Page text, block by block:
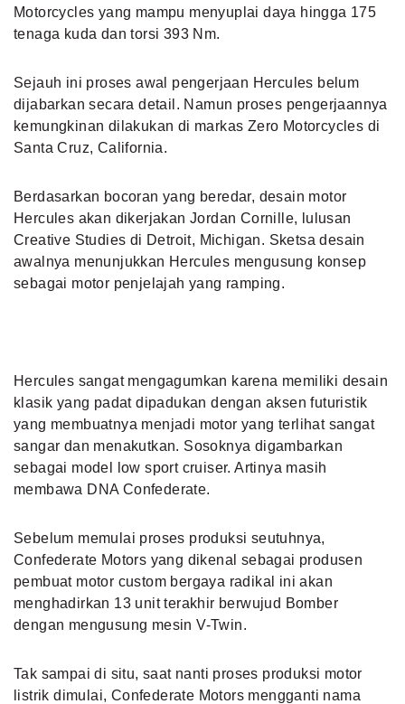
Motorcycles yang mampu menyuplai daya hingga 175
tenaga kuda dan torsi 393 Nm.
Sejauh ini proses awal pengerjaan Hercules belum
dijabarkan secara detail. Namun proses pengerjaannya
kemungkinan dilakukan di markas Zero Motorcycles di
Santa Cruz, California.
Berdasarkan bocoran yang beredar, desain motor
Hercules akan dikerjakan Jordan Cornille, lulusan
Creative Studies di Detroit, Michigan. Sketsa desain
awalnya menunjukkan Hercules mengusung konsep
sebagai motor penjelajah yang ramping.
Hercules sangat mengagumkan karena memiliki desain
klasik yang padat dipadukan dengan aksen futuristik
yang membuatnya menjadi motor yang terlihat sangat
sangar dan menakutkan. Sosoknya digambarkan
sebagai model low sport cruiser. Artinya masih
membawa DNA Confederate.
Sebelum memulai proses produksi seutuhnya,
Confederate Motors yang dikenal sebagai produsen
pembuat motor custom bergaya radikal ini akan
menghadirkan 13 unit terakhir berwujud Bomber
dengan mengusung mesin V-Twin.
Tak sampai di situ, saat nanti proses produksi motor
listrik dimulai, Confederate Motors mengganti nama